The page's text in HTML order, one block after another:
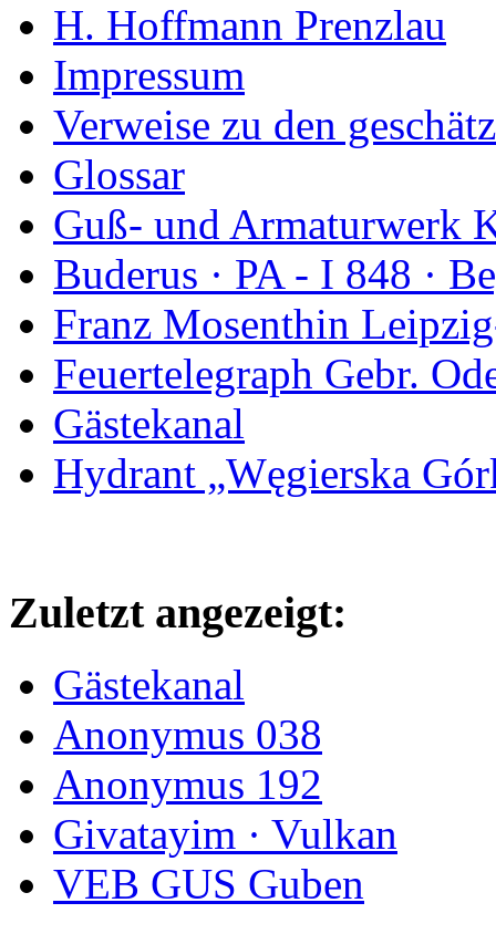
H. Hoffmann Prenzlau
Impressum
Verweise zu den
Glossar
Guß- und Armaturwerk
Buderus · PA - I 848 ·
Franz Mosenthin
Feuertelegraph Gebr.
Gästekanal
Hydrant „Węgierska
Zuletzt angezeigt:
Gästekanal
Anonymus 038
Anonymus 192
Givatayim · Vulkan
VEB GUS Guben